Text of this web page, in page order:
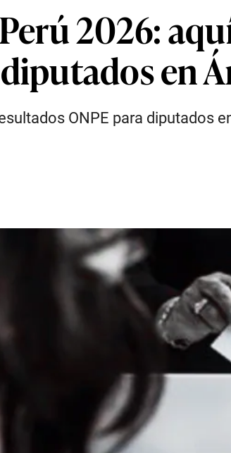
2026:
en
ONPE para diputados